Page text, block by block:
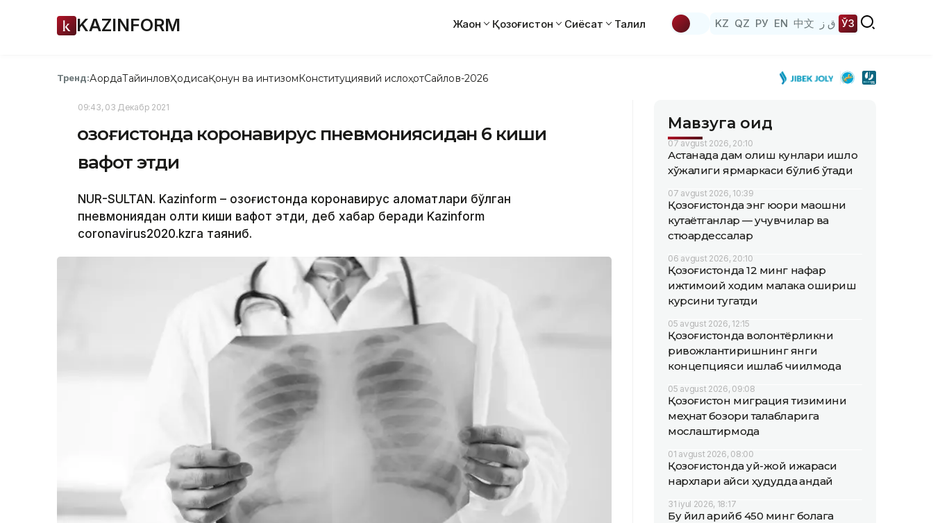
KAZINFORM Жаҳон Қозоғистон Сиёсат Таҳлил KZ QZ РУ EN 中文 ق ز ЎЗ
Тренд:АқордаТайинловҲодисаҚонун ва интизомКонституциявий ислоҳотСайлов-2026
09:43, 03 Декабр 2021
Қозоғистонда коронавирус пневмониясидан 6 киши
вафот этди
NUR-SULTAN. Kazinform – Қозоғистонда коронавирус аломатлари бўлган
пневмониядан олти киши вафот этди, деб хабар беради Kazinform
coronavirus2020.kzга таяниб.
Мавзуга оид
07 avgust 2026, 20:10
Астанада дам олиш кунлари қишлоқ
хўжалиги ярмаркаси бўлиб ўтади
07 avgust 2026, 10:39
Қозоғистонда энг юқори маошни
кутаётганлар — учувчилар ва
стюардессалар
06 avgust 2026, 20:10
Қозоғистонда 12 минг нафар
ижтимоий ходим малака ошириш
курсини тугатди
05 avgust 2026, 12:15
Қозоғистонда волонтёрликни
ривожлантиришнинг янги
концепцияси ишлаб чиқилмоқда
05 avgust 2026, 09:08
Қозоғистон миграция тизимини
меҳнат бозори талабларига
мослаштирмоқда
01 avgust 2026, 08:00
Қозоғистонда уй-жой ижараси
нархлари қайси ҳудудда қандай
31 iyul 2026, 18:17
Бу йил қарийб 450 минг болага